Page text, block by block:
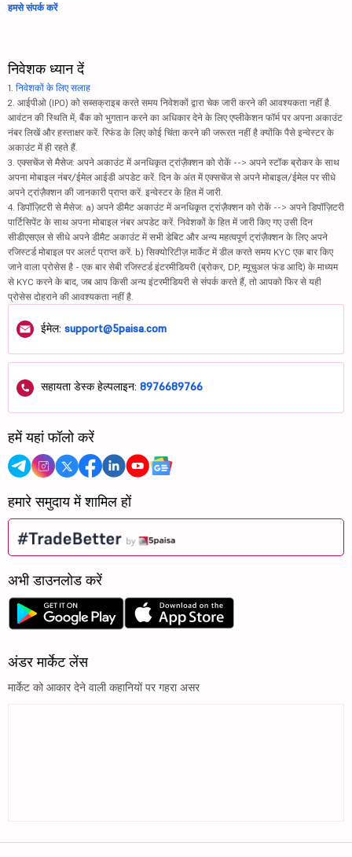
हमसे संपर्क करें
निवेशक ध्यान दें
1. निवेशकों के लिए सलाह
2. आईपीओ (IPO) को सब्सक्राइब करते समय निवेशकों द्वारा चेक जारी करने की आवश्यकता नहीं है.
आवंटन की स्थिति में, बैंक को भुगतान करने का अधिकार देने के लिए एप्लीकेशन फॉर्म पर अपना अकाउंट
नंबर लिखें और हस्ताक्षर करें. रिफंड के लिए कोई चिंता करने की जरूरत नहीं है क्योंकि पैसे इन्वेस्टर के
अकाउंट में ही रहते हैं.
3. एक्सचेंज से मैसेज: अपने अकाउंट में अनधिकृत ट्रांज़ैक्शन को रोकें --> अपने स्टॉक ब्रोकर के साथ
अपना मोबाइल नंबर/ईमेल आईडी अपडेट करें. दिन के अंत में एक्सचेंज से अपने मोबाइल/ईमेल पर सीधे
अपने ट्रांज़ैक्शन की जानकारी प्राप्त करें. इन्वेस्टर के हित में जारी.
4. डिपॉज़िटरी से मैसेज: a) अपने डीमैट अकाउंट में अनधिकृत ट्रांज़ैक्शन को रोकें --> अपने डिपॉज़िटरी
पार्टिसिपेंट के साथ अपना मोबाइल नंबर अपडेट करें. निवेशकों के हित में जारी किए गए उसी दिन
सीडीएसएल से सीधे अपने डीमैट अकाउंट में सभी डेबिट और अन्य महत्वपूर्ण ट्रांज़ैक्शन के लिए अपने
रजिस्टर्ड मोबाइल पर अलर्ट प्राप्त करें. b) सिक्योरिटीज़ मार्केट में डील करते समय KYC एक बार किए
जाने वाला प्रोसेस है - एक बार सेबी रजिस्टर्ड इंटरमीडियरी (ब्रोकर, DP, म्यूचुअल फंड आदि) के माध्यम
से KYC करने के बाद, जब आप किसी अन्य इंटरमीडियरी से संपर्क करते हैं, तो आपको फिर से यही
प्रोसेस दोहराने की आवश्यकता नहीं है.
ईमेल: support@5paisa.com
सहायता डेस्क हेल्पलाइन: 8976689766
हमें यहां फॉलो करें
हमारे समुदाय में शामिल हों
अभी डाउनलोड करें
अंडर मार्केट लेंस
मार्केट को आकार देने वाली कहानियों पर गहरा असर